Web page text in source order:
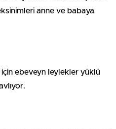
anne ve babaya
için ebeveyn leylekler yüklü